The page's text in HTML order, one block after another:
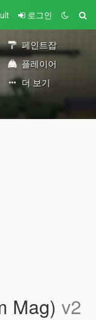
로그인
페인트잡
플레이어
더 보기
Mag) v2